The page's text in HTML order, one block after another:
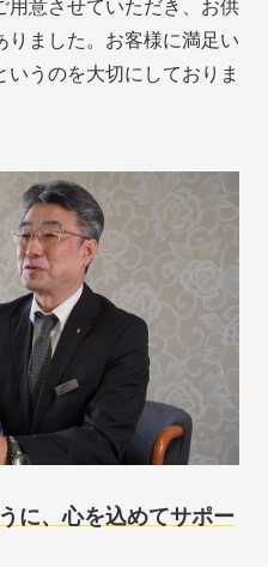
意させていただき、お供
りました。お客様に満足い
うのを大切にしておりま
に、心を込めてサポー